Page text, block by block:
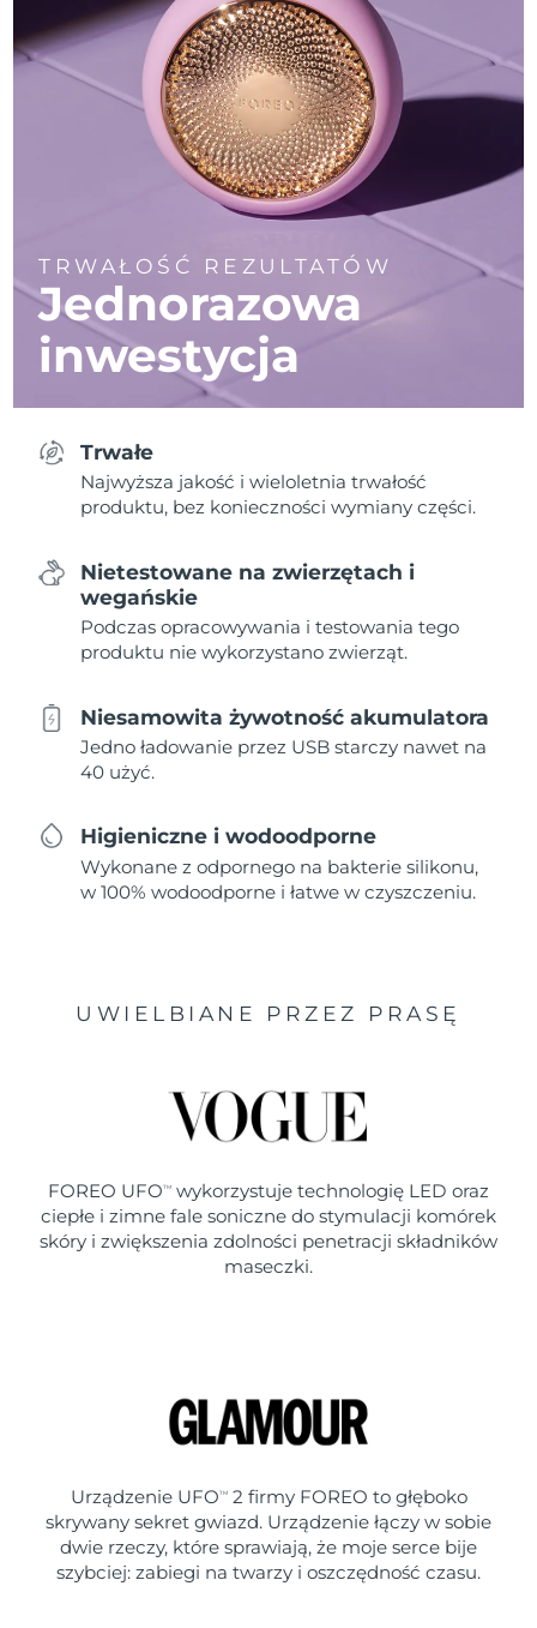
TRWAŁOŚĆ REZULTATÓW
Jednorazowa
inwestycja
Trwałe
Najwyższa jakość i wieloletnia trwałość
produktu, bez konieczności wymiany części.
Nietestowane na zwierzętach i
wegańskie
Podczas opracowywania i testowania tego
produktu nie wykorzystano zwierząt.
Niesamowita żywotność akumulatora
Jedno ładowanie przez USB starczy nawet na
40 użyć.
Higieniczne i wodoodporne
Wykonane z odpornego na bakterie silikonu,
w 100% wodoodporne i łatwe w czyszczeniu.
UWIELBIANE PRZEZ PRASĘ
FOREO UFO TM
wykorzystuje technologię LED oraz
ciepłe i zimne fale soniczne do stymulacji komórek
skóry i zwiększenia zdolności penetracji składników
maseczki.
Urządzenie UFO TM2 firmy FOREO to głęboko
skrywany sekret gwiazd. Urządzenie łączy w sobie
dwie rzeczy, które sprawiają, że moje serce bije
szybciej: zabiegi na twarzy i oszczędność czasu.